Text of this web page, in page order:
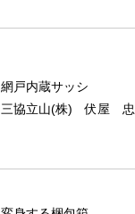
網戸内蔵サッシ
三協立山(株) 伏屋 忠